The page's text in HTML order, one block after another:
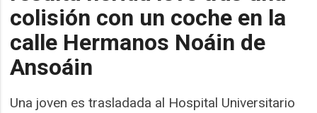
colisión con un coche en la
calle Hermanos Noáin de
Ansoáin
Una joven es trasladada al Hospital Universitario